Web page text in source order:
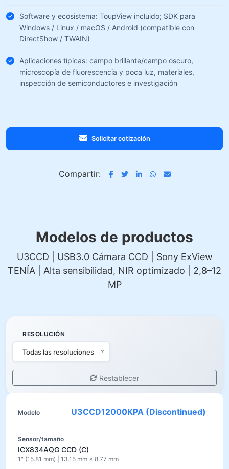
Software y ecosistema: ToupView incluido; SDK para
Windows / Linux / macOS / Android (compatible con
DirectShow / TWAIN)
Aplicaciones típicas: campo brillante/campo oscuro,
microscopía de fluorescencia y poca luz, materiales,
inspección de semiconductores e investigación
Solicitar cotización
Compartir:
Modelos de productos
U3CCD | USB3.0 Cámara CCD | Sony ExView
TENÍA | Alta sensibilidad, NIR optimizado | 2,8–12
MP
RESOLUCIÓN
Todas las resoluciones
Restablecer
U3CCD12000KPA (Discontinued)
ICX834AQG CCD (C)
1" (15.81 mm) | 13.15 mm × 8.77 mm